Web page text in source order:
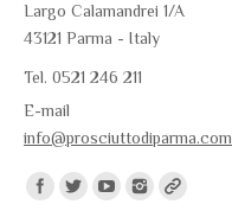
Largo Calamandrei 1/A
43121 Parma - Italy
Tel. 0521 246 211
E-mail
info@prosciuttodiparma.com
Trovaci su: